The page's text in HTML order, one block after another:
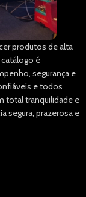
produtos de alta
é
segurança e
e todos
total tranquilidade e
segura, prazerosa e